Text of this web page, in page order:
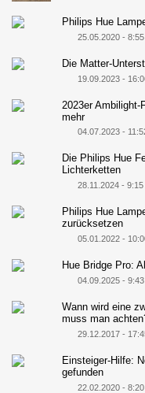
Philips Hue
25.05.2020 -
Die Matter-
19.09.2023 -
2023er Ambilight-
mehr
04.07.2023 -
Die Philips Hue
Lichterketten
28.11.2024 -
Philips Hue
zurücksetzen
05.01.2022 -
Hue Bridge Pro:
04.09.2025 -
Wann wird eine
muss man
29.12.2017 -
Einsteiger-Hilfe:
gefunden
22.02.2020 -